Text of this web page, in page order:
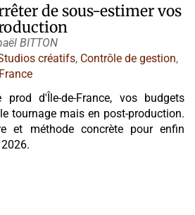
de sous-estimer vos
BITTON
créatifs, Contrôle de gestion,
d'Île-de-France, vos budgets
tournage mais en post-production.
et méthode concrète pour enfin